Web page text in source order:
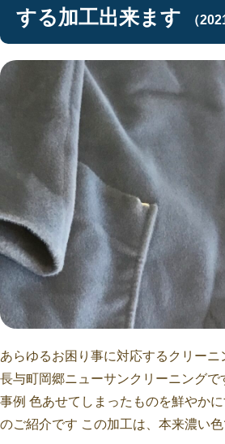
する加工出来ます
（
あらゆるお困り事に対応するクリーニ
長与町岡郷ニューサンクリーニング
事例 色あせてしまったものを鮮やか
のご紹介です この加工は、本来濃い